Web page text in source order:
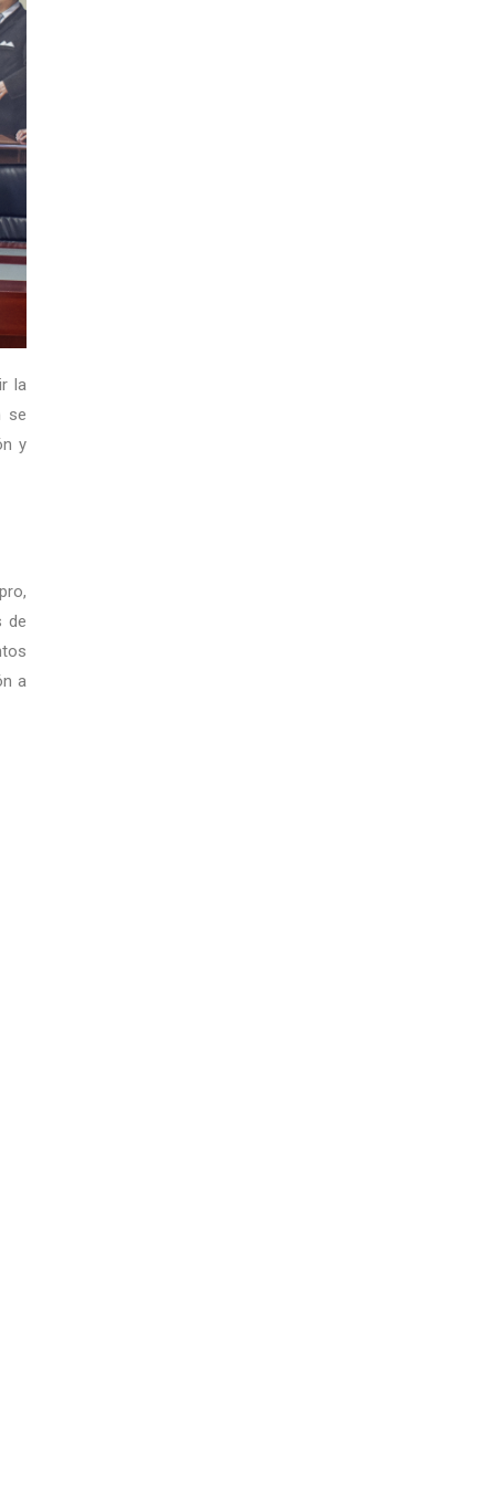
la
se
y
de
a